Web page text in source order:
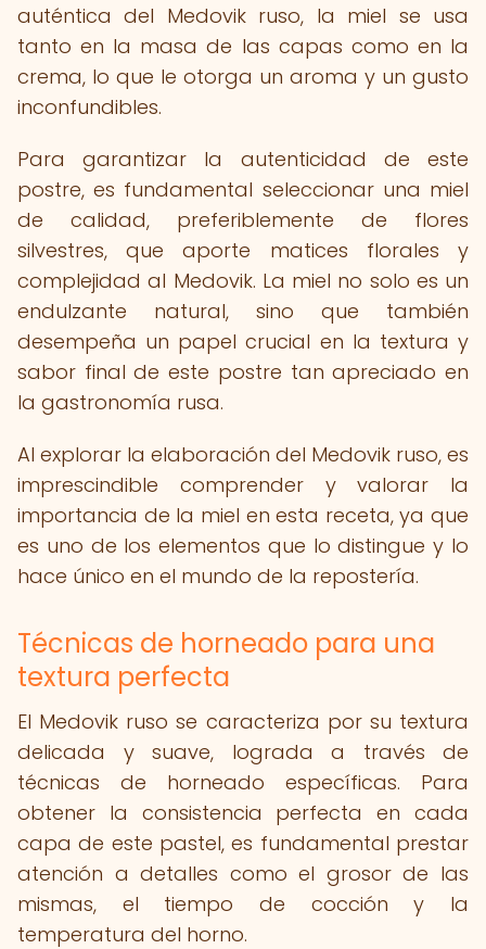
auténtica del Medovik ruso, la miel se usa
tanto en la masa de las capas como en la
crema, lo que le otorga un aroma y un gusto
inconfundibles.
Para garantizar la autenticidad de este
postre, es fundamental seleccionar una miel
de calidad, preferiblemente de flores
silvestres, que aporte matices florales y
complejidad al Medovik. La miel no solo es un
endulzante natural, sino que también
desempeña un papel crucial en la textura y
sabor final de este postre tan apreciado en
la gastronomía rusa.
Al explorar la elaboración del Medovik ruso, es
imprescindible comprender y valorar la
importancia de la miel en esta receta, ya que
es uno de los elementos que lo distingue y lo
hace único en el mundo de la repostería.
Técnicas de horneado para una
textura perfecta
El Medovik ruso se caracteriza por su textura
delicada y suave, lograda a través de
técnicas de horneado específicas. Para
obtener la consistencia perfecta en cada
capa de este pastel, es fundamental prestar
atención a detalles como el grosor de las
mismas, el tiempo de cocción y la
temperatura del horno.